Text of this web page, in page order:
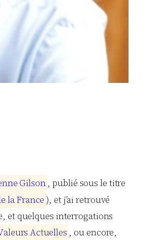
nne Gilson , publié sous le titre
e laFrance ), et j’ai retrouvé
et quelques interrogations
aleurs Actuelles , ou encore,